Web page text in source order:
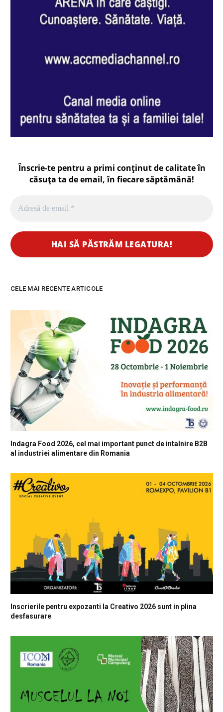
Înscrie-te pentru a primi conținut de calitate în
căsuța ta de email, în fiecaresăptămână!
CELE MAI RECENTE ARTICOLE
Indagra Food 2026, cel mai important punct de intalnire B2B
al industriei alimentare din Romania
Inscrierile pentru expozanti la Creativo 2026 sunt in plina
desfasurare